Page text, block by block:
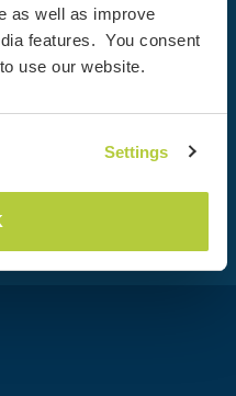
as well as improve
features. You consent
use our website.
Settings
Community und